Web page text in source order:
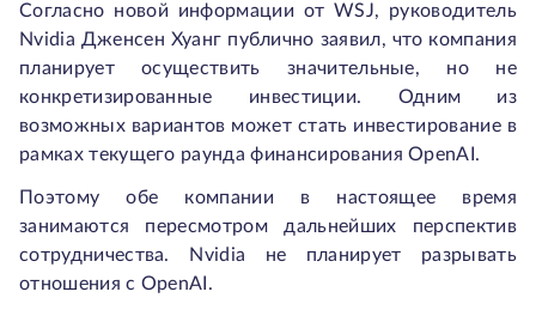
Согласно новой информации от WSJ, руководитель
Nvidia Дженсен Хуанг публично заявил, что компания
планирует осуществить значительные, но не
конкретизированные инвестиции. Одним из
возможных вариантов может стать инвестирование в
рамках текущего раунда финансирования OpenAI.
Поэтому обе компании в настоящее время
занимаются пересмотром дальнейших перспектив
сотрудничества. Nvidia не планирует разрывать
отношения с OpenAI.